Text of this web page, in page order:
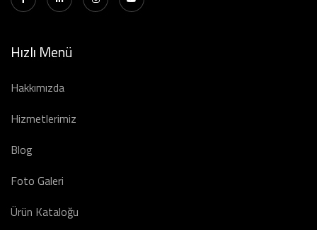
Hızlı Menü
Hakkımızda
Hizmetlerimiz
Blog
Foto Galeri
Ürün Kataloğu